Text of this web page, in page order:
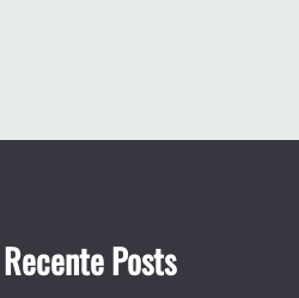
Recente Posts